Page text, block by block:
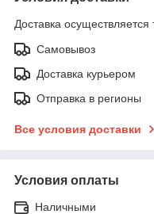
Доставка осуществляется
Самовывоз
Доставка курьером
Отправка в регионы
Все условия доставки
Условия оплаты
Наличными